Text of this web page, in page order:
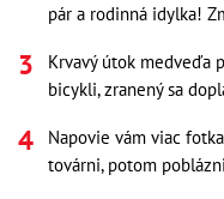
pár a rodinná idylka!
Krvavý útok medveďa
bicykli, zranený sa
Napovie vám viac
továrni, potom